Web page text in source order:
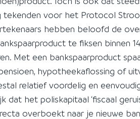
tekenden voor het Protocol
hebben beloofd de
te fiksen binnen
Met een bankspaarproduct
hypotheekaflossing of
relatief voordelig en
dat het poliskapitaal ‘fiscaal
overboekt naar je nieuwe